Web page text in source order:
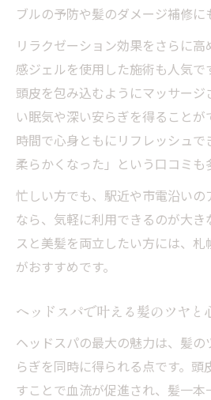
ブルの予防や髪のダメージ補修に
リラクゼーション効果をさらに
感ジェルを使用した施術も人気で
頭皮を包み込むようにマッサージ
い眠気や深い安らぎを得ること
時間で心身ともにリフレッシュ
柔らかくなった」という口コミも
忙しい方でも、駅近や市電沿い
なら、気軽に利用できるのが大き
スと美髪を両立したい方には、
がおすすめです。
ヘッドスパで叶える髪のツヤと
ヘッドスパの最大の魅力は、髪
らぎを同時に得られる点です。頭
すことで血流が促進され、髪一本